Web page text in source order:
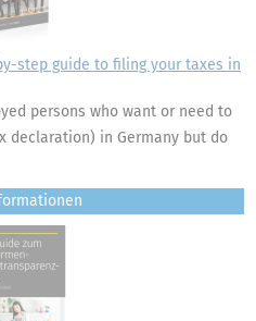
step guide to filing your taxes in
persons who want or need to
declaration) in Germany but do